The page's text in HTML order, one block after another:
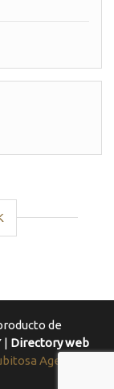
de
| Directory web
Agencia